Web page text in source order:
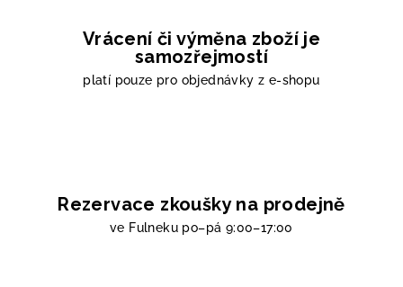
Vrácení či výměna zboží je
samozřejmostí
platí pouze pro objednávky z e-shopu
Rezervace zkoušky na prodejně
ve Fulneku po–pá 9:00–17:00